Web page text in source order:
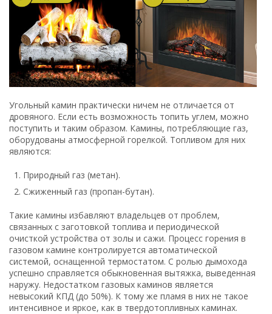
Угольный камин практически ничем не отличается от
дровяного. Если есть возможность топить углем, можно
поступить и таким образом. Камины, потребляющие газ,
оборудованы атмосферной горелкой. Топливом для них
являются:
Природный газ (метан).
Сжиженный газ (пропан-бутан).
Такие камины избавляют владельцев от проблем,
связанных с заготовкой топлива и периодической
очисткой устройства от золы и сажи. Процесс горения в
газовом камине контролируется автоматической
системой, оснащенной термостатом. С ролью дымохода
успешно справляется обыкновенная вытяжка, выведенная
наружу. Недостатком газовых каминов является
невысокий КПД (до 50%). К тому же пламя в них не такое
интенсивное и яркое, как в твердотопливных каминах.